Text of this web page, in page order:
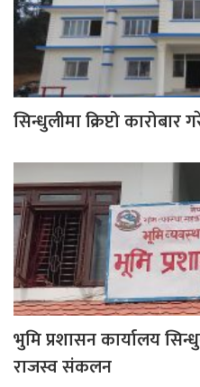
सिन्धुलीमा क्रिप्टो
भुमि प्रशासन कार्यालय
राजस्व संकलन